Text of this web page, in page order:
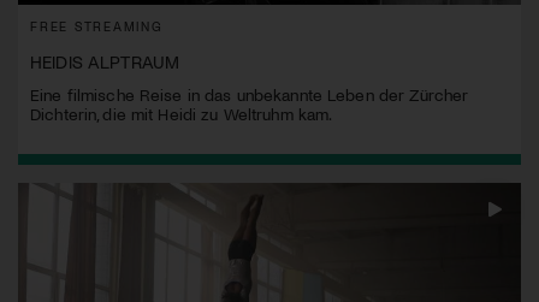
FREE STREAMING
HEIDIS ALPTRAUM
Eine filmische Reise in das unbekannte Leben der Zürcher
Dichterin, die mit Heidi zu Weltruhm kam.